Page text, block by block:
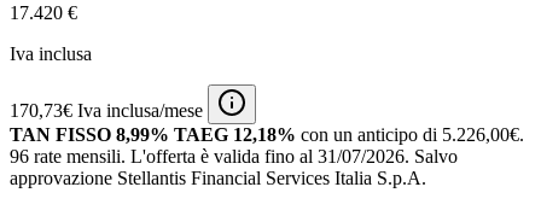
17.420 €
Iva inclusa
170,73€ Iva inclusa/mese
TAN FISSO 8,99% TAEG 12,18% con un anticipo di 5.226,00€.
96 rate mensili. L'offerta è valida fino al 31/07/2026. Salvo
approvazione Stellantis Financial Services Italia S.p.A.